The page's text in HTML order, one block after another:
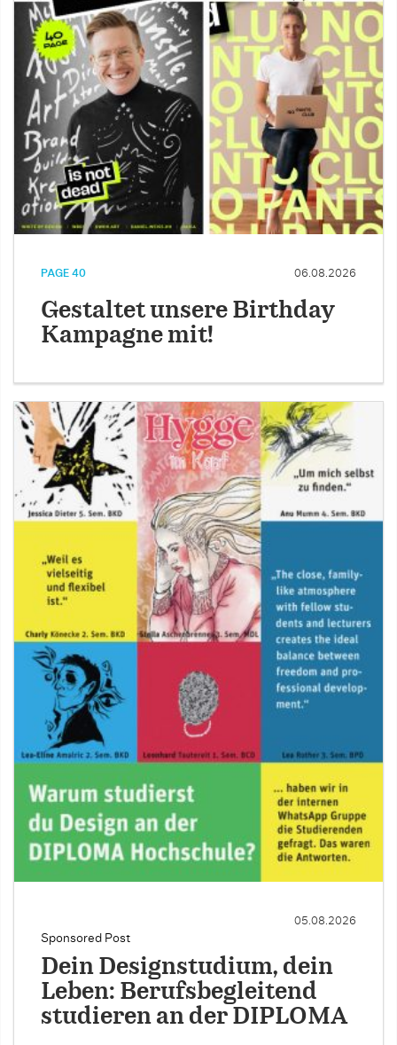
PAGE 40 06.08.2026
Gestaltet unsere Birthday
Kampagne mit!
Sponsored Post
05.08.2026
Dein Designstudium, dein
Leben: Berufsbegleitend
studieren an der DIPLOMA